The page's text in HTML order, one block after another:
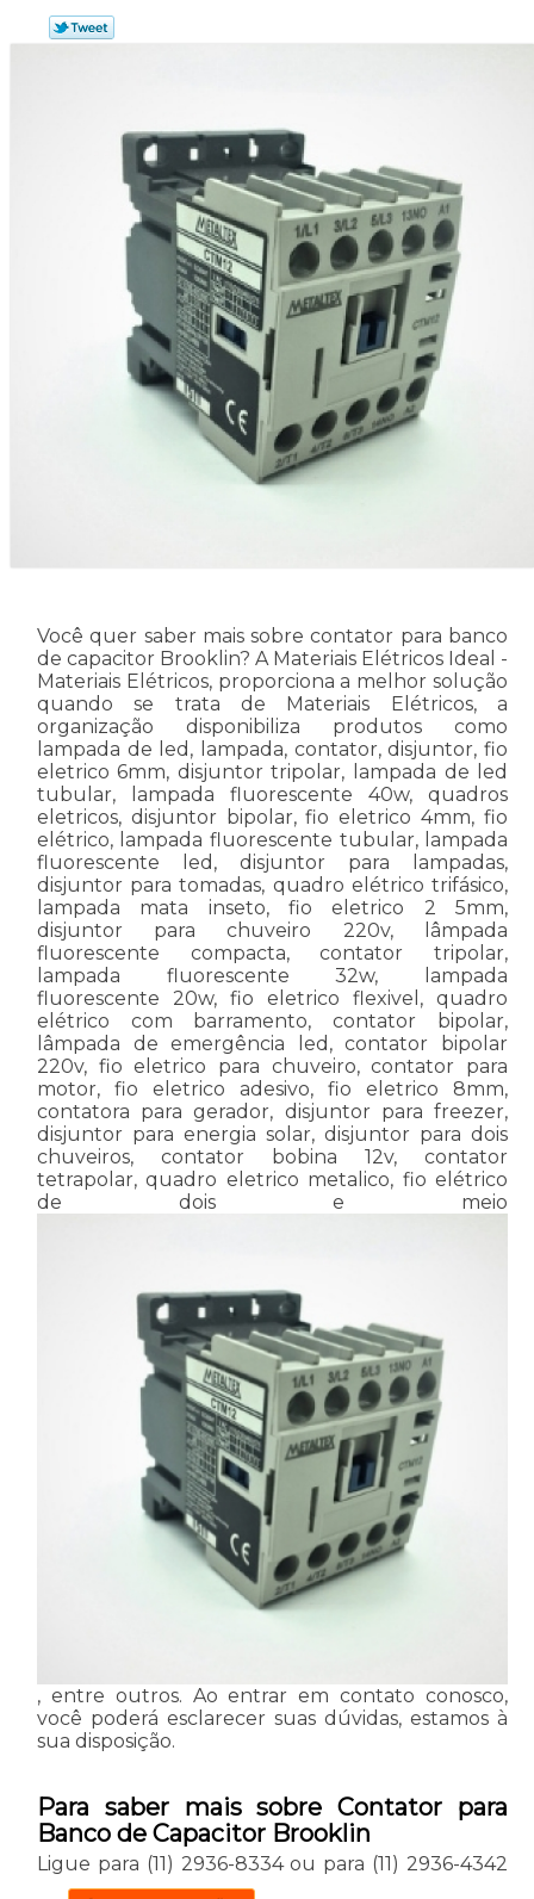
Você quer saber mais sobre contator para banco
de capacitor Brooklin? A Materiais Elétricos Ideal -
Materiais Elétricos, proporciona a melhor solução
quando se trata de Materiais Elétricos, a
organização disponibiliza produtos como
lampada de led, lampada, contator, disjuntor, fio
eletrico 6mm, disjuntor tripolar, lampada de led
tubular, lampada fluorescente 40w, quadros
eletricos, disjuntor bipolar, fio eletrico 4mm, fio
elétrico, lampada fluorescente tubular, lampada
fluorescente led, disjuntor para lampadas,
disjuntor para tomadas, quadro elétrico trifásico,
lampada mata inseto, fio eletrico 2 5mm,
disjuntor para chuveiro 220v, lâmpada
fluorescente compacta, contator tripolar,
lampada fluorescente 32w, lampada
fluorescente 20w, fio eletrico flexivel, quadro
elétrico com barramento, contator bipolar,
lâmpada de emergência led, contator bipolar
220v, fio eletrico para chuveiro, contator para
motor, fio eletrico adesivo, fio eletrico 8mm,
contatora para gerador, disjuntor para freezer,
disjuntor para energia solar, disjuntor para dois
chuveiros, contator bobina 12v, contator
tetrapolar, quadro eletrico metalico, fio elétrico
de dois e meio
, entre outros. Ao entrar em contato conosco,
você poderá esclarecer suas dúvidas, estamos à
sua disposição.
Para saber mais sobre Contator para
Banco de Capacitor Brooklin
Ligue para (11) 2936-8334ou para (11) 2936-4342